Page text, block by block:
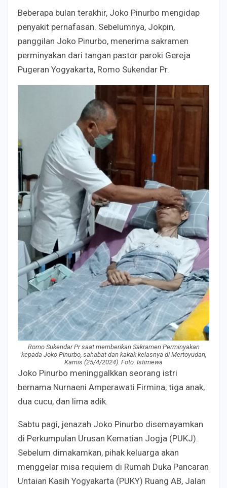
Beberapa bulan terakhir, Joko Pinurbo mengidap
penyakit pernafasan. Sebelumnya, Jokpin,
panggilan Joko Pinurbo, menerima sakramen
perminyakan dari tangan pastor paroki Gereja
Pugeran Yogyakarta, Romo Sukendar Pr.
Romo Sukendar Pr saat memberikan Sakramen Perminyakan
kepada Joko Pinurbo, sahabat dan kakak kelasnya di Mertoyudan,
Kamis (25/4/2024). Foto: Istimewa
Joko Pinurbo meninggalkkan seorang istri
bernama Nurnaeni Amperawati Firmina, tiga anak,
dua cucu, dan lima adik.
Sabtu pagi, jenazah Joko Pinurbo disemayamkan
di Perkumpulan Urusan Kematian Jogja (PUKJ).
Sebelum dimakamkan, pihak keluarga akan
menggelar misa requiem di Rumah Duka Pancaran
Untaian Kasih Yogyakarta (PUKY) Ruang AB, Jalan